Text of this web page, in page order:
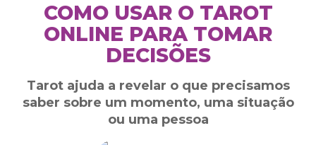
COMO USAR O TAROT
ONLINE PARA TOMAR
DECISÕES
Tarot ajuda a revelar o que precisamos
saber sobre um momento, uma situação
ou uma pessoa